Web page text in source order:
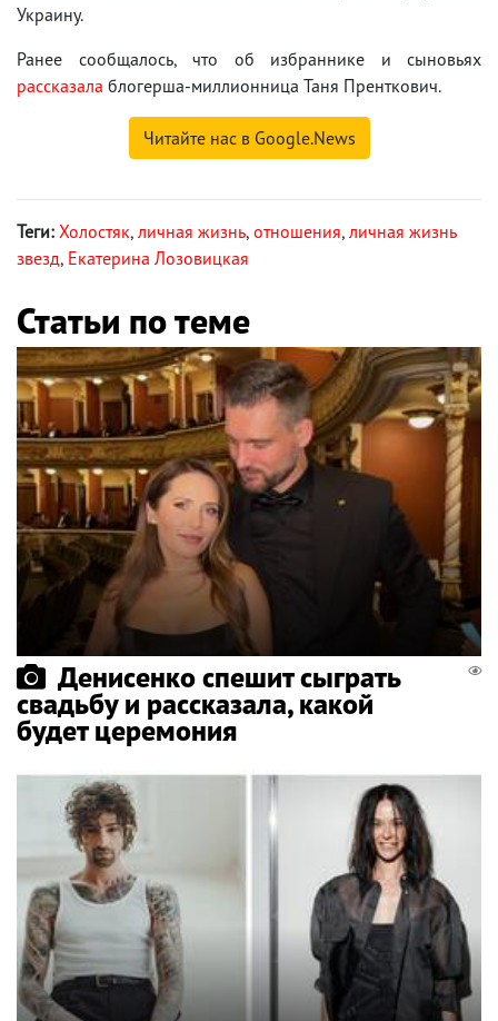
Украину.
Ранее сообщалось, что об избраннике и сыновьях
рассказала блогерша-миллионница Таня Пренткович.
Читайте нас в Google.News
Теги: Холостяк, личная жизнь, отношения, личная жизнь
звезд, Екатерина Лозовицкая
Статьи по теме
Денисенко спешит сыграть
свадьбу и рассказала, какой
будет церемония